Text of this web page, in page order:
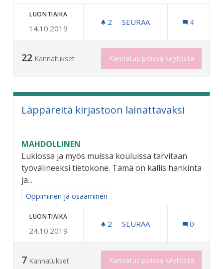
LUONTIAIKA
14.10.2019
2 2 SEURAAJAA
SEURAA 4
22 Kannatukset Kannatus poissa käytöstä
Läppäreitä kirjastoon lainattavaksi
MAHDOLLINEN
Lukiossa ja myös muissa kouluissa tarvitaan
työvälineeksi tietokone. Tämä on kallis hankinta
ja...
Rajaa tulokset aihepiirin mukaan: Oppiminen ja osaaminen
Oppiminen ja osaaminen
LUONTIAIKA
24.10.2019
2 2 SEURAAJAA
SEURAA 0
7 Kannatukset Kannatus poissa käytöstä